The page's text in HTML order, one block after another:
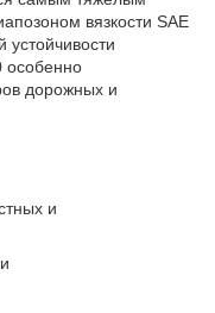
вязкости SAE
устойчивости
особенно
дорожных и
и